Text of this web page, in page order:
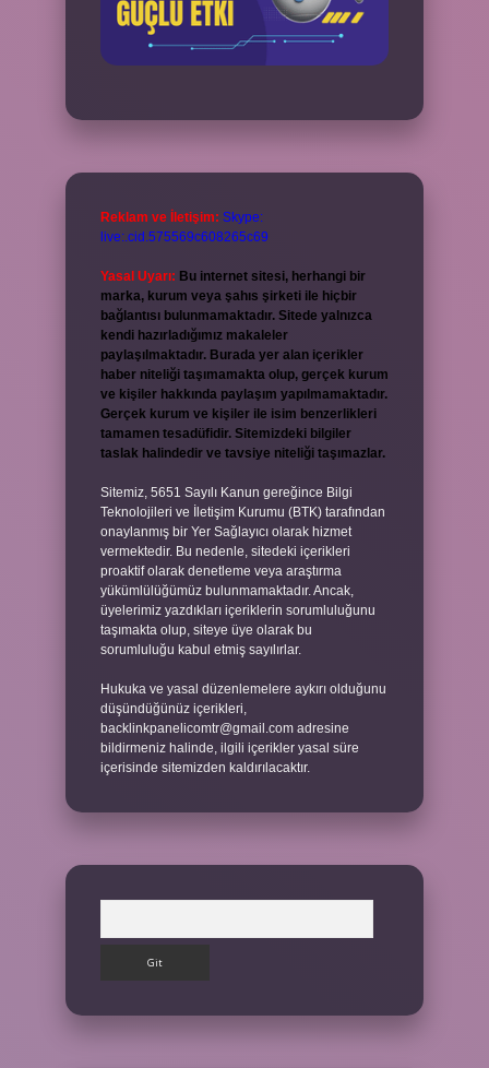
Reklam ve İletişim: Skype:
live:.cid.575569c608265c69
Yasal Uyarı: Bu internet sitesi, herhangi bir
marka, kurum veya şahıs şirketi ile hiçbir
bağlantısı bulunmamaktadır. Sitede yalnızca
kendi hazırladığımız makaleler
paylaşılmaktadır. Burada yer alan içerikler
haber niteliği taşımamakta olup, gerçek kurum
ve kişiler hakkında paylaşım yapılmamaktadır.
Gerçek kurum ve kişiler ile isim benzerlikleri
tamamen tesadüfidir. Sitemizdeki bilgiler
taslak halindedir ve tavsiye niteliği taşımazlar.
Sitemiz, 5651 Sayılı Kanun gereğince Bilgi
Teknolojileri ve İletişim Kurumu (BTK) tarafından
onaylanmış bir Yer Sağlayıcı olarak hizmet
vermektedir. Bu nedenle, sitedeki içerikleri
proaktif olarak denetleme veya araştırma
yükümlülüğümüz bulunmamaktadır. Ancak,
üyelerimiz yazdıkları içeriklerin sorumluluğunu
taşımakta olup, siteye üye olarak bu
sorumluluğu kabul etmiş sayılırlar.
Hukuka ve yasal düzenlemelere aykırı olduğunu
düşündüğünüz içerikleri,
backlinkpanelicomtr@gmail.com adresine
bildirmeniz halinde, ilgili içerikler yasal süre
içerisinde sitemizden kaldırılacaktır.